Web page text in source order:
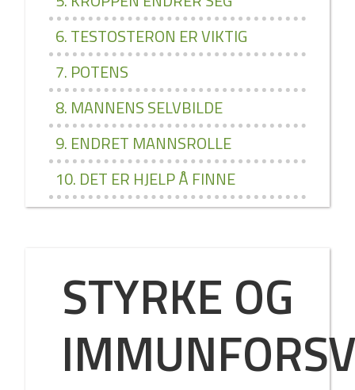
6. TESTOSTERON ER VIKTIG
7. POTENS
8. MANNENS SELVBILDE
9. ENDRET MANNSROLLE
10. DET ER HJELP Å FINNE
STYRKE OG